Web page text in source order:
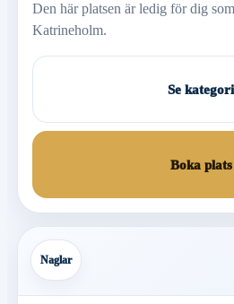
Den här platsen är ledig för dig
Katrineholm.
Se kategori
Boka plats
Naglar